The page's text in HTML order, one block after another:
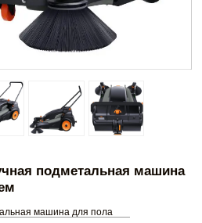
подметальная машина
машина для пола